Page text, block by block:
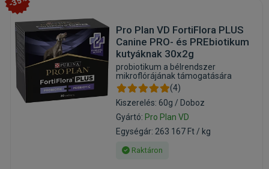
Pro Plan VD FortiFlora PLUS
Canine PRO- és PREbiotikum
kutyáknak 30x2g
probiotikum a bélrendszer
mikroflórájának támogatására
(4)
Kiszerelés: 60g / Doboz
Gyártó: Pro Plan VD
Egységár: 263 167 Ft / kg
Raktáron